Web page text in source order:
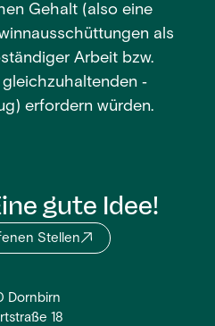
Gehalt (also eine
als
Arbeit bzw.
‑
erfordern würden.
gute Idee!
Stellen
Dornbirn
18